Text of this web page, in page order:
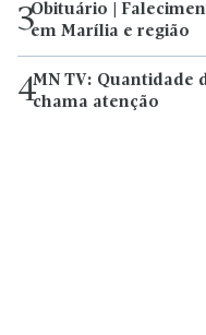
3Obituário |
em Marília e região
4MN TV: Quantidade
chama atenção